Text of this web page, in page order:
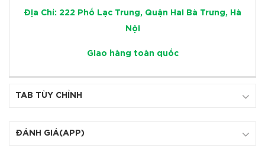
Địa Chỉ: 222 Phố Lạc Trung, Quận Hai Bà Trưng, Hà
Nội
Giao hàng toàn quốc
TAB TÙY CHỈNH
ĐÁNH GIÁ(APP)